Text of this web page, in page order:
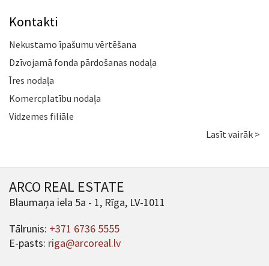
Kontakti
Nekustamo īpašumu vērtēšana
Dzīvojamā fonda pārdošanas nodaļa
Īres nodaļa
Komercplatību nodaļa
Vidzemes filiāle
Lasīt vairāk >
ARCO REAL ESTATE
Blaumaņa iela 5a - 1, Rīga, LV-1011
Tālrunis: +371 6736 5555
E-pasts: riga@arcoreal.lv